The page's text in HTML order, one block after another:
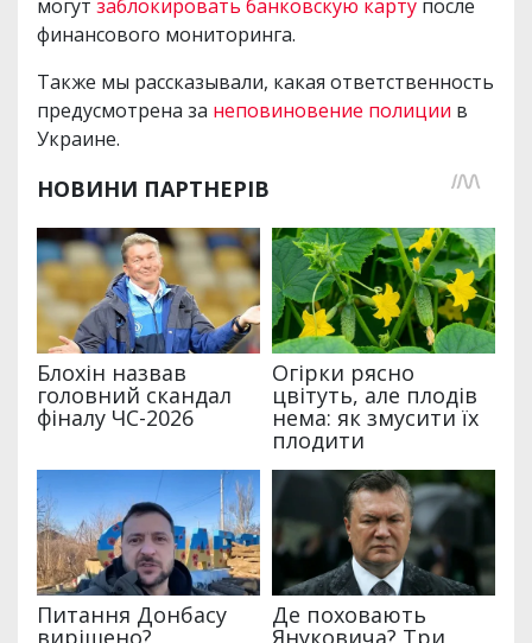
могут заблокировать банковскую карту после
финансового мониторинга.
Также мы рассказывали, какая ответственность
предусмотрена за неповиновение полиции в
Украине.